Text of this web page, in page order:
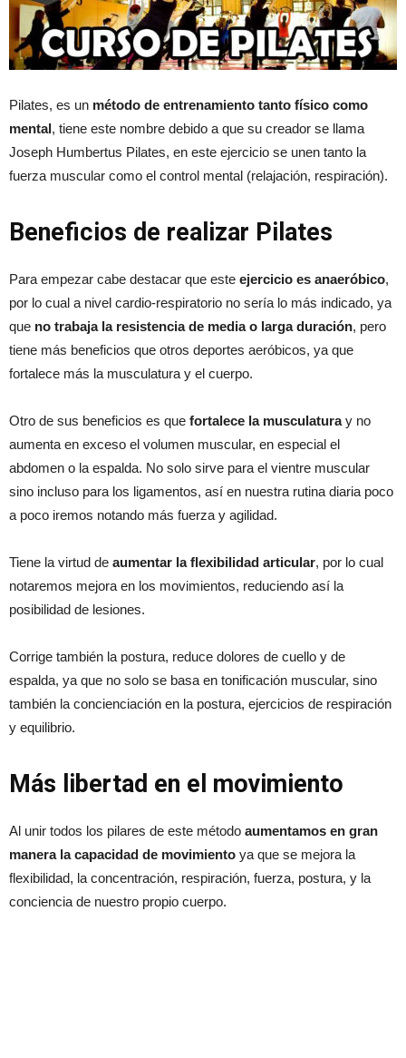
Pilates, es un método de entrenamiento tanto físico como
mental, tiene este nombre debido a que su creador se llama
Joseph Humbertus Pilates, en este ejercicio se unen tanto la
fuerza muscular como el control mental (relajación, respiración).
Beneficios de realizar Pilates
Para empezar cabe destacar que este ejercicio es anaeróbico,
por lo cual a nivel cardio-respiratorio no sería lo más indicado, ya
que no trabaja la resistencia de media o larga duración, pero
tiene más beneficios que otros deportes aeróbicos, ya que
fortalece más la musculatura y el cuerpo.
Otro de sus beneficios es que fortalece la musculaturay no
aumenta en exceso el volumen muscular, en especial el
abdomen o la espalda. No solo sirve para el vientre muscular
sino incluso para los ligamentos, así en nuestra rutina diaria poco
a poco iremos notando más fuerza y agilidad.
Tiene la virtud de aumentar la flexibilidad articular, por lo cual
notaremos mejora en los movimientos, reduciendo así la
posibilidad de lesiones.
Corrige también la postura, reduce dolores de cuello y de
espalda, ya que no solo se basa en tonificación muscular, sino
también la concienciación en la postura, ejercicios de respiración
y equilibrio.
Más libertad en el movimiento
Al unir todos los pilares de este método aumentamos en gran
manera la capacidad de movimiento ya que se mejora la
flexibilidad, la concentración, respiración, fuerza, postura, y la
conciencia de nuestro propio cuerpo.